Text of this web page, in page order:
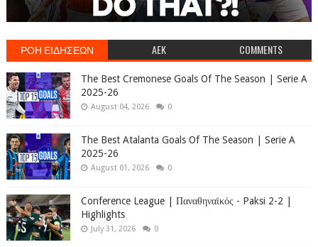
ΡΟΗ ΕΙΔΗΣΕΩΝ AEK COMMENTS
The Best Cremonese Goals Of The Season | Serie A
2025-26
August 04, 2026 0
The Best Atalanta Goals Of The Season | Serie A
2025-26
August 01, 2026 0
Conference League | Παναθηναϊκός - Paksi 2-2 |
Highlights
July 31, 2026 0